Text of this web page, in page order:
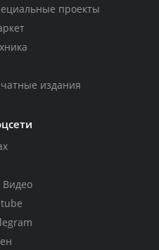
проекты
издания
Видео